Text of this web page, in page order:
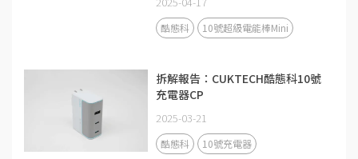
酷態科 10號超級電能棒Mini
拆解報告：CUKTECH酷態科10號
充電器CP
2025-03-21
酷態科 10號充電器